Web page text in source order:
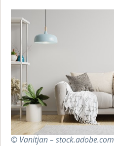
© Vanit่jan – stock.adobe.com